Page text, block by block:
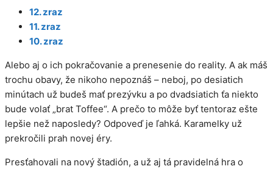
12. zraz
11. zraz
10. zraz
Alebo aj o ich pokračovanie a prenesenie do reality. A ak máš
trochu obavy, že nikoho nepoznáš – neboj, po desiatich
minútach už budeš mať prezývku a po dvadsiatich ťa niekto
bude volať „brat Toffee“. A prečo to môže byť tentoraz ešte
lepšie než naposledy? Odpoveď je ľahká. Karamelky už
prekročili prah novej éry.
Presťahovali na nový štadión, a už aj tá pravidelná hra o